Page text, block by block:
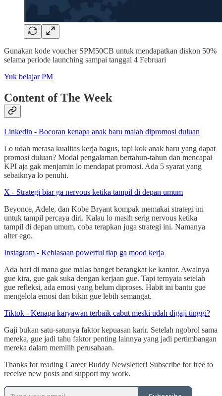
Gunakan kode voucher SPM50CB untuk mendapatkan diskon 50%
selama periode launching sampai tanggal 4 Februari
Yuk belajar PM
Content of The Week
Linkedin - Bocoran kenapa anak baru malah dipromosi duluan
Lo udah merasa kualitas kerja bagus, tapi kok anak baru yang dapat
promosi duluan? Modal pengalaman bertahun-tahun dan mencapai
KPI aja gak menjamin lo mendapat promosi. Ada 5 syarat yang
sebaiknya lo penuhi.
X - Strategi biar ga nervous ketika tampil di depan umum
Beyonce, Adele, dan Kobe Bryant kompak memakai strategi ini
untuk tampil percaya diri. Kalau lo masih serig nervous ketika
tampil di depan umum, coba terapkan juga strategi ini. Namanya
alter ego.
Instagram - Kebiasaan powerful tiap ga mood kerja
Ada hari di mana gue malas banget berangkat ke kantor. Awalnya
gue kira, gue gak suka dengan kerjaan gue. Tapi ternyata setelah
gue refleksi, ada emosi yang belum diproses. Habit ini bantu gue
mengelola emosi dan bikin gue lebih semangat.
Tiktok - Kenapa karyawan terbaik cabut meski udah digaji tinggi?
Gaji bukan satu-satunya faktor kepuasan karir. Setelah ngobrol sama
mereka, gue jadi tahu faktor penting lainnya yang jadi pertimbangan
mereka dalam memilih perusahaan.
Thanks for reading Career Buddy Newsletter! Subscribe for free to
receive new posts and support my work.